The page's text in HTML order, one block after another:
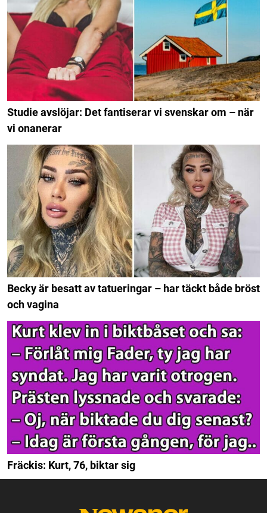
Studie avslöjar: Det fantiserar vi svenskar om – när
vi onanerar
Becky är besatt av tatueringar – har täckt både bröst
och vagina
Fräckis: Kurt, 76, biktar sig